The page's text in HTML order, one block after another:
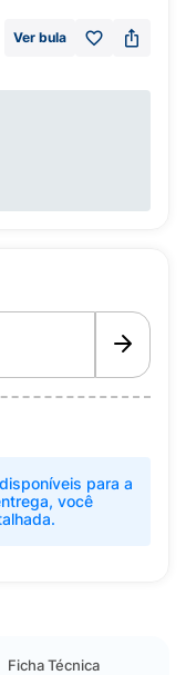
Ver bula
para a
você
Ficha Técnica